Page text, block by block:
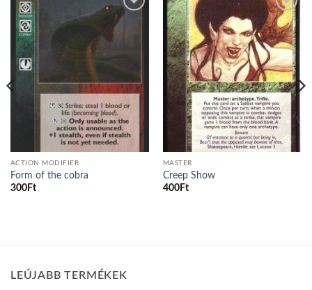
Add to
ACTION MODIFIER
Form of the cobra
300Ft
Add to
wishlist
MASTER
Creep Show
400Ft
LEÚJABB TERMÉKEK